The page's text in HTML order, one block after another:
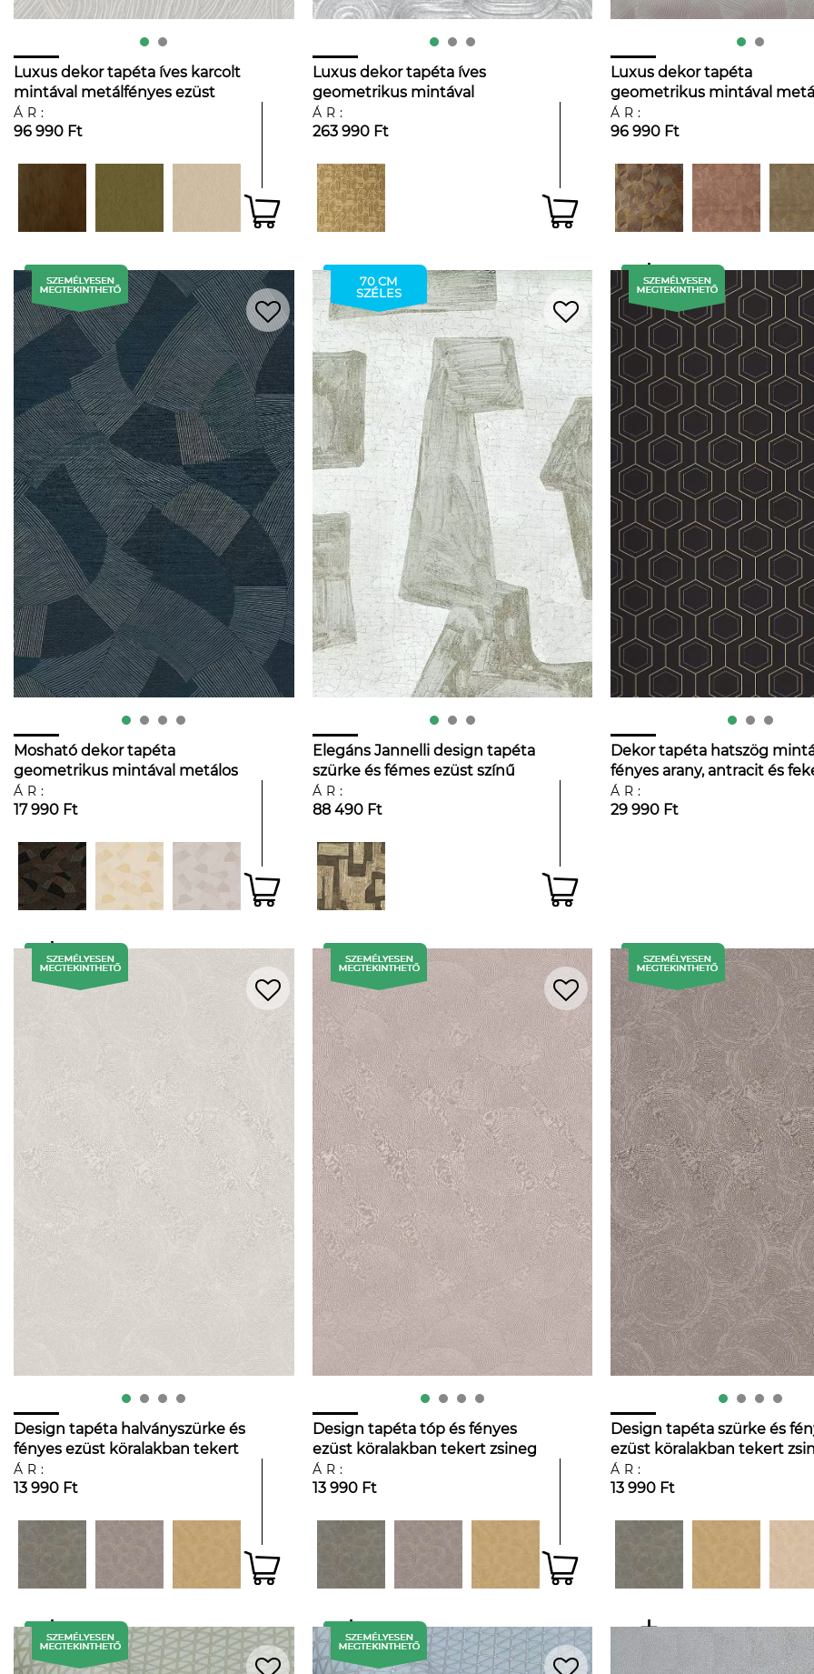
Luxus dekor tapéta íves karcolt
mintával metálfényes ezüst
színben
ÁR:
96 990 Ft
Luxus dekor tapéta íves
geometrikus mintával
metálfényes ezüst színben
ÁR:
263 990 Ft
Luxus dekor tapéta
geometrikus mintával metál
ezüst színben
ÁR:
96 990 Ft
Mosható dekor tapéta
geometrikus mintával metálos
ezüst és matrózkék színben
ÁR:
17 990 Ft
70 CM
SZÉLES
Elegáns Jannelli design tapéta
szürke és fémes ezüst színű
kőhatású geometria mintával
ÁR:
88 490 Ft
Dekor tapéta hatszög
fényes arany, antracit és
színben
ÁR:
29 990 Ft
Design tapéta halványszürke és
fényes ezüst köralakban tekert
zsineg mintával
ÁR:
13 990 Ft
Design tapéta tóp és fényes
ezüst köralakban tekert zsineg
mintával
ÁR:
13 990 Ft
Design tapéta szürke és
ezüst köralakban tekert
mintával
ÁR:
13 990 Ft